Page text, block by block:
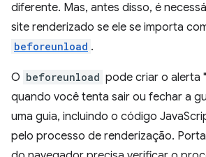
diferente. Mas, antes disso, é
site renderizado se ele se importa
beforeunload .
O beforeunload pode criar o alerta
quando você tenta sair ou fechar a
uma guia, incluindo o código
pelo processo de renderização.